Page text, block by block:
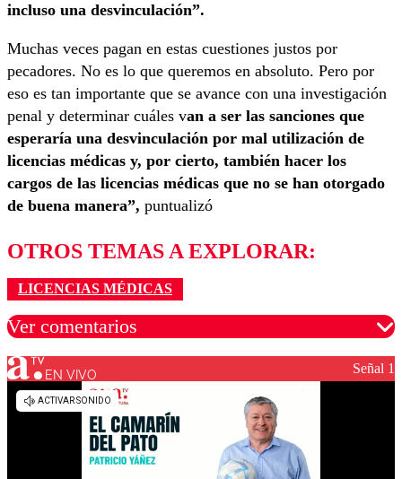
incluso una desvinculación”.
Muchas veces pagan en estas cuestiones justos por
pecadores. No es lo que queremos en absoluto. Pero por
eso es tan importante que se avance con una investigación
penal y determinar cuáles van a ser las sanciones que
esperaría una desvinculación por mal utilización de
licencias médicas y, por cierto, también hacer los
cargos de las licencias médicas que no se han otorgado
de buena manera”, puntualizó
OTROS TEMAS A EXPLORAR:
LICENCIAS MÉDICAS
Ver comentarios
Los comentarios son moderados para garantizar un
diálogo respetuoso.
EN VIVO Señal 1